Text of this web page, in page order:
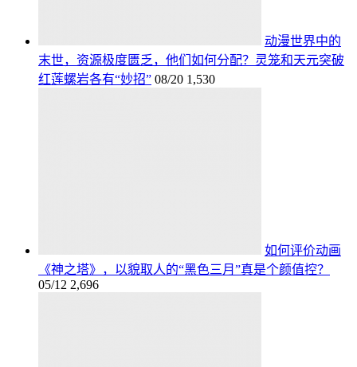
动漫世界中的
末世，资源极度匮乏，他们如何分配？灵笼和天元突破
红莲螺岩各有“妙招” 08/20 1,530
如何评价动画
《神之塔》，以貌取人的“黑色三月”真是个颜值控？
05/12 2,696